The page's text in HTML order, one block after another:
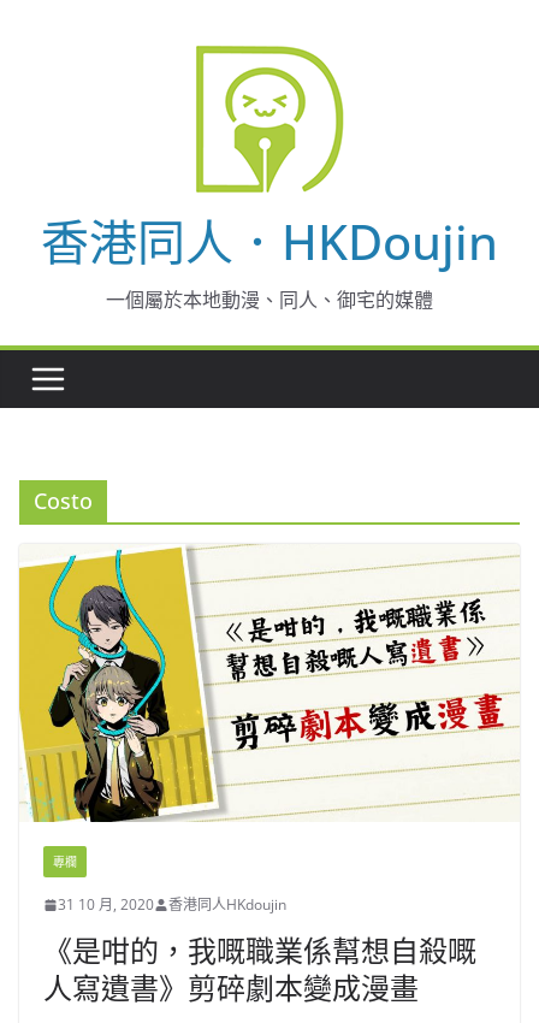
香港同人．HKDoujin
一個屬於本地動漫、同人、御宅的媒體
Costo
專欄
31 10 月, 2020 香港同人HKdoujin
《是咁的，我嘅職業係幫想自殺嘅
人寫遺書》剪碎劇本變成漫畫